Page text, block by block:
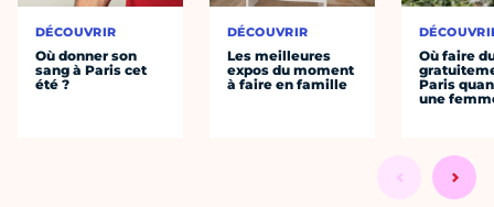
DÉCOUVRIR
Où donner son
sang à Paris cet
été ?
DÉCOUVRIR
Les meilleures
expos du moment
à faire en famille
Où faire
Paris
une